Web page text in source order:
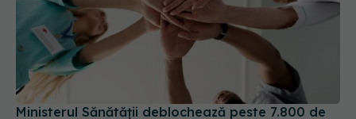
Ministerul Sănătății deblochează peste 7.800 de
posturi în spitale și ambulanță. Mii de medici și
asistenți medicali vor fi angajați
27 iul 2026, 18:28